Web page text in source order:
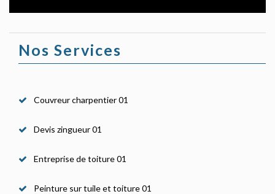
Nos Services
Couvreur charpentier 01
Devis zingueur 01
Entreprise de toiture 01
Peinture sur tuile et toiture 01